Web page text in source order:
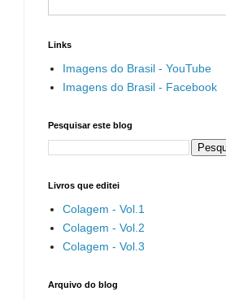
Links
Imagens do Brasil - YouTube
Imagens do Brasil - Facebook
Pesquisar este blog
Livros que editei
Colagem - Vol.1
Colagem - Vol.2
Colagem - Vol.3
Arquivo do blog